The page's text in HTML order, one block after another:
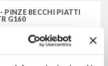
PINZE BECCHI PIATTI
G160